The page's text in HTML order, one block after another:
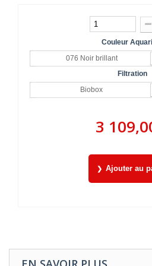
Couleur
076 Noir brillant
Filtration
Biobox
3
Ajouter au